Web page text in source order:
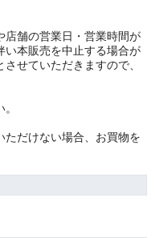
舗の営業日・営業時間が
い本販売を中止する場合が
せていただきますので、
だけない場合、お買物を